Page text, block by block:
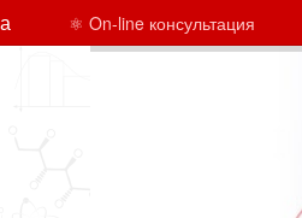
⚛ On-line консультация